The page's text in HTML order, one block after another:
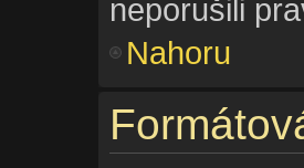
neporušili
Nahoru